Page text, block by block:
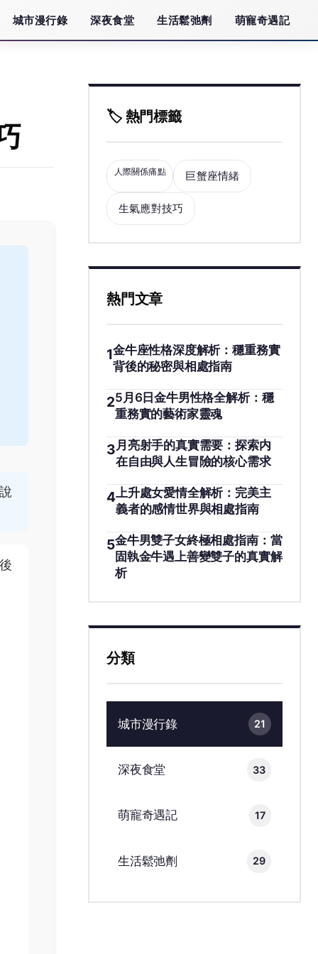
城市漫行錄 深夜食堂 生活鬆弛劑 萌寵奇遇記
🏷️ 熱門標籤
人際關係痛點 巨蟹座情緒
生氣應對技巧
熱門文章
1金牛座性格深度解析：穩重務實
背後的秘密與相處指南
25月6日金牛男性格全解析：穩
重務實的藝術家靈魂
3月亮射手的真實需要：探索内
在自由與人生冒險的核心需求
4上升處女愛情全解析：完美主
義者的感情世界與相處指南
5金牛男雙子女終極相處指南：當
固執金牛遇上善變雙子的真實解
析
分類
城市漫行錄 21
深夜食堂 33
萌寵奇遇記 17
生活鬆弛劑 29